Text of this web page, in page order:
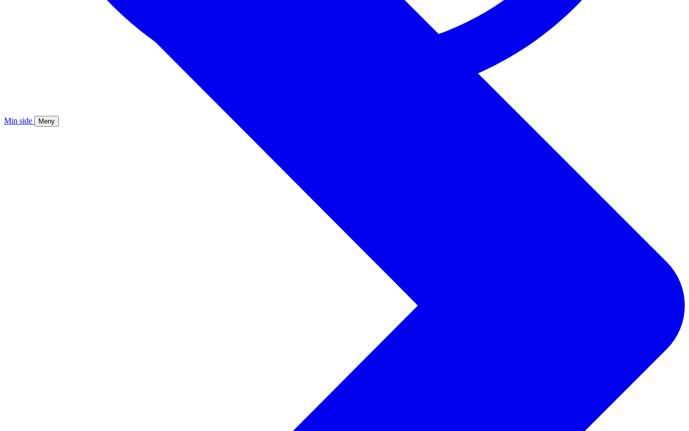
Min side Meny